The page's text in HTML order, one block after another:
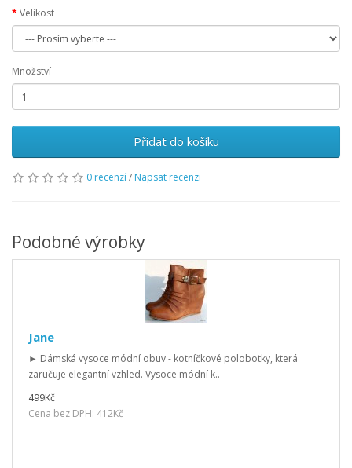
Velikost
Množství
Přidat do košíku
0 recenzí/ Napsat recenzi
Podobné výrobky
Jane
► Dámská vysoce módní obuv - kotníčkové polobotky, která
zaručuje elegantní vzhled. Vysoce módní k..
499Kč
Cena bez DPH: 412Kč